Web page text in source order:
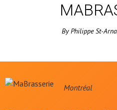
ByPhilippe St-
Montréal